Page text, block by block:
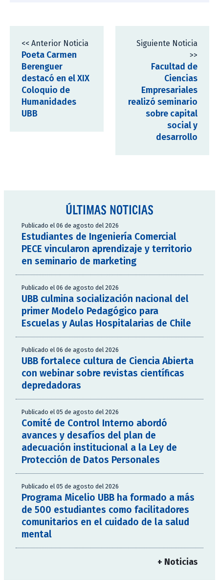
<< Anterior Noticia
Poeta Carmen
Berenguer
destacó en el XIX
Coloquio de
Humanidades
UBB
Siguiente Noticia
>>
Facultad de
Ciencias
Empresariales
realizó seminario
sobre capital
social y
desarrollo
ÚLTIMAS NOTICIAS
Publicado el 06 de agosto del 2026
Estudiantes de Ingeniería Comercial
PECE vincularon aprendizaje y territorio
en seminario de marketing
Publicado el 06 de agosto del 2026
UBB culmina socialización nacional del
primer Modelo Pedagógico para
Escuelas y Aulas Hospitalarias de Chile
Publicado el 06 de agosto del 2026
UBB fortalece cultura de Ciencia Abierta
con webinar sobre revistas científicas
depredadoras
Publicado el 05 de agosto del 2026
Comité de Control Interno abordó
avances y desafíos del plan de
adecuación institucional a la Ley de
Protección de Datos Personales
Publicado el 05 de agosto del 2026
Programa Micelio UBB ha formado a más
de 500 estudiantes como facilitadores
comunitarios en el cuidado de la salud
mental
+ Noticias